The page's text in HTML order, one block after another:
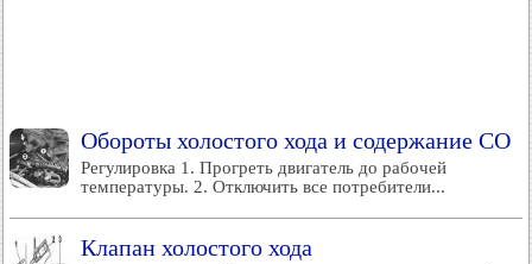
Обороты холостого хода и содержание СО
Регулировка 1. Прогреть двигатель до рабочей
температуры. 2. Отключить все потребители...
Клапан холостого хода